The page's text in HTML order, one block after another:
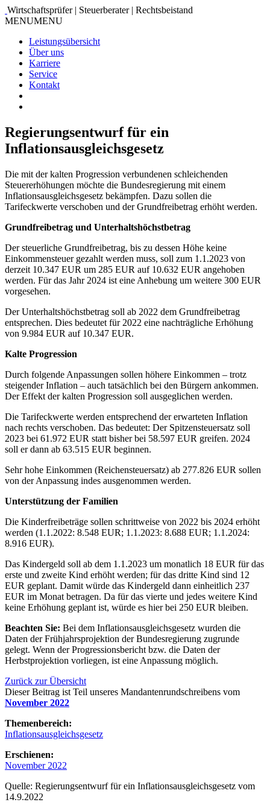
Wirtschaftsprüfer | Steuerberater | Rechtsbeistand
MENUMENU
Leistungsübersicht
Über uns
Karriere
Service
Kontakt
Regierungsentwurf für ein
Inflationsausgleichsgesetz
Die mit der kalten Progression verbundenen schleichenden
Steuererhöhungen möchte die Bundesregierung mit einem
Inflationsausgleichsgesetz bekämpfen. Dazu sollen die
Tarifeckwerte verschoben und der Grundfreibetrag erhöht werden.
Grundfreibetrag und Unterhaltshöchstbetrag
Der steuerliche Grundfreibetrag, bis zu dessen Höhe keine
Einkommensteuer gezahlt werden muss, soll zum 1.1.2023 von
derzeit 10.347 EUR um 285 EUR auf 10.632 EUR angehoben
werden. Für das Jahr 2024 ist eine Anhebung um weitere 300 EUR
vorgesehen.
Der Unterhaltshöchstbetrag soll ab 2022 dem Grundfreibetrag
entsprechen. Dies bedeutet für 2022 eine nachträgliche Erhöhung
von 9.984 EUR auf 10.347 EUR.
Kalte Progression
Durch folgende Anpassungen sollen höhere Einkommen – trotz
steigender Inflation – auch tatsächlich bei den Bürgern ankommen.
Der Effekt der kalten Progression soll ausgeglichen werden.
Die Tarifeckwerte werden entsprechend der erwarteten Inflation
nach rechts verschoben. Das bedeutet: Der Spitzensteuersatz soll
2023 bei 61.972 EUR statt bisher bei 58.597 EUR greifen. 2024
soll er dann ab 63.515 EUR beginnen.
Sehr hohe Einkommen (Reichensteuersatz) ab 277.826 EUR sollen
von der Anpassung indes ausgenommen werden.
Unterstützung der Familien
Die Kinderfreibeträge sollen schrittweise von 2022 bis 2024 erhöht
werden (1.1.2022: 8.548 EUR; 1.1.2023: 8.688 EUR; 1.1.2024:
8.916 EUR).
Das Kindergeld soll ab dem 1.1.2023 um monatlich 18 EUR für das
erste und zweite Kind erhöht werden; für das dritte Kind sind 12
EUR geplant. Damit würde das Kindergeld dann einheitlich 237
EUR im Monat betragen. Da für das vierte und jedes weitere Kind
keine Erhöhung geplant ist, würde es hier bei 250 EUR bleiben.
Beachten Sie: Bei dem Inflationsausgleichsgesetz wurden die
Daten der Frühjahrsprojektion der Bundesregierung zugrunde
gelegt. Wenn der Progressionsbericht bzw. die Daten der
Herbstprojektion vorliegen, ist eine Anpassung möglich.
Zurück zur Übersicht
Dieser Beitrag ist Teil unseres Mandantenrundschreibens vom
November 2022
Themenbereich:
Inflationsausgleichsgesetz
Erschienen:
November 2022
Quelle: Regierungsentwurf für ein Inflationsausgleichsgesetz vom
14.9.2022